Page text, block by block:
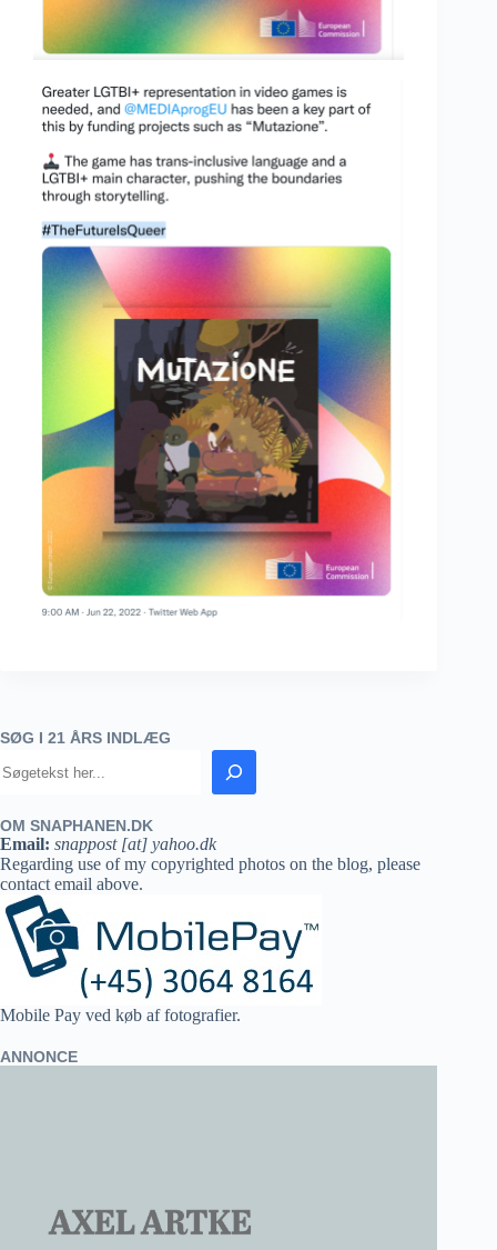
SØG I 21 ÅRS INDLÆG
OM SNAPHANEN.DK
Email: snappost [at] yahoo.dk
Regarding use of my copyrighted photos on the blog, please
contact email above.
Mobile Pay ved køb af fotografier.
ANNONCE